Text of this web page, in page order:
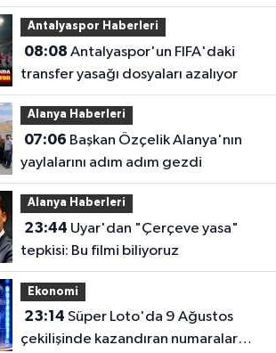
eleman açığı büyüyor
Antalyaspor Haberleri
08:08
transfer yasağı dosyaları azalıyor
Alanya Haberleri
07:06
yaylalarını adım adım gezdi
Alanya Haberleri
23:44
tepkisi: Bu filmi biliyoruz
Ekonomi
23:14
çekilişinde kazandıran numaralar